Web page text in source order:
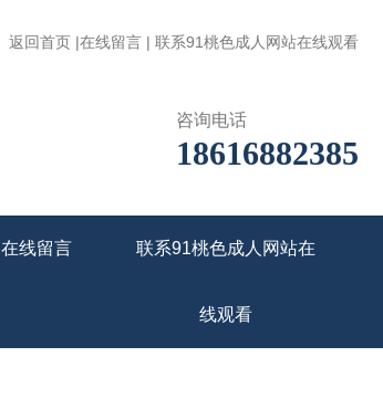
返回首页 |在线留言 | 联系91桃色成人网站在线观看
咨询电话
18616882385
在线留言 联系91桃色成人网站在
线观看